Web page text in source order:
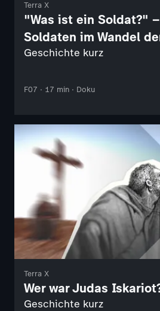
Terra X
"Was ist ein Soldat?"
Soldaten im Wandel
Geschichte kurz
F07 · 17 min · Doku
Terra X
Wer war Judas
Geschichte kurz